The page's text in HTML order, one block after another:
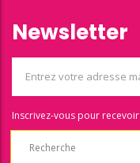
Newsletter
Inscrivez-vous pour